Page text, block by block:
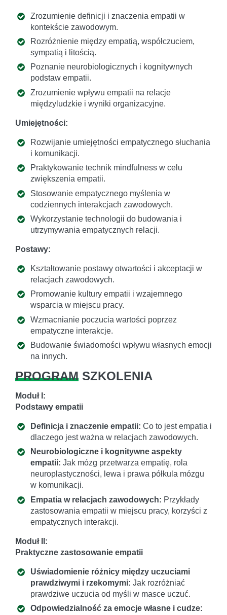
Zrozumienie definicji i znaczenia empatii w
kontekście zawodowym.
Rozróżnienie między empatią, współczuciem,
sympatią i litością.
Poznanie neurobiologicznych i kognitywnych
podstaw empatii.
Zrozumienie wpływu empatii na relacje
międzyludzkie i wyniki organizacyjne.
Umiejętności:
Rozwijanie umiejętności empatycznego słuchania
i komunikacji.
Praktykowanie technik mindfulness w celu
zwiększenia empatii.
Stosowanie empatycznego myślenia w
codziennych interakcjach zawodowych.
Wykorzystanie technologii do budowania i
utrzymywania empatycznych relacji.
Postawy:
Kształtowanie postawy otwartości i akceptacji w
relacjach zawodowych.
Promowanie kultury empatii i wzajemnego
wsparcia w miejscu pracy.
Wzmacnianie poczucia wartości poprzez
empatyczne interakcje.
Budowanie świadomości wpływu własnych emocji
na innych.
PROGRAM SZKOLENIA
Moduł I:
Podstawy empatii
Definicja i znaczenie empatii: Co to jest empatia i
dlaczego jest ważna w relacjach zawodowych.
Neurobiologiczne i kognitywne aspekty
empatii: Jak mózg przetwarza empatię, rola
neuroplastyczności, lewa i prawa półkula mózgu
w komunikacji.
Empatia w relacjach zawodowych: Przykłady
zastosowania empatii w miejscu pracy, korzyści z
empatycznych interakcji.
Moduł II:
Praktyczne zastosowanie empatii
Uświadomienie różnicy między uczuciami
prawdziwymi i rzekomymi: Jak rozróżniać
prawdziwe uczucia od myśli w masce uczuć.
Odpowiedzialność za emocje własne i cudze: